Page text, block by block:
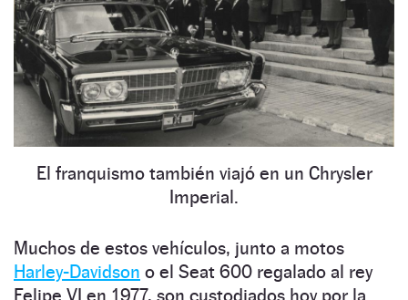
El franquismo también viajó en un Chrysler
Imperial.
Muchos de estos vehículos, junto a motos
Harley-Davidson o el Seat 600 regalado al rey
Felipe VI en 1977, son custodiados hoy por la